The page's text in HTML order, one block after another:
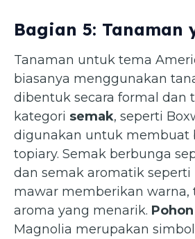
Bagian 5: Tanaman
Tanaman untuk tema
biasanya menggunakan
dibentuk secara formal dan
kategori semak, seperti
digunakan untuk membuat
topiary. Semak berbunga
dan semak aromatik seperti
mawar memberikan warna,
aroma yang menarik.
Magnolia merupakan